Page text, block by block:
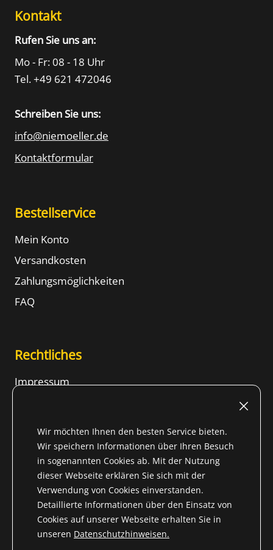
Kontakt
Rufen Sie uns an:
Mo - Fr: 08 - 18 Uhr
Tel. +49 621 472046
Schreiben Sie uns:
info@niemoeller.de
Kontaktformular
Bestellservice
Mein Konto
Versandkosten
Zahlungsmöglichkeiten
FAQ
Rechtliches
Impressum
Datenschutzhinweise
Inhalt
Wir möchten Ihnen den besten Service bieten.
Wir speichern Informationen über Ihren Besuch
in sogenannten Cookies ab. Mit der Nutzung
dieser Webseite erklären Sie sich mit der
Verwendung von Cookies einverstanden.
Detaillierte Informationen über den Einsatz von
Cookies auf unserer Webseite erhalten Sie in
unseren Datenschutzhinweisen.